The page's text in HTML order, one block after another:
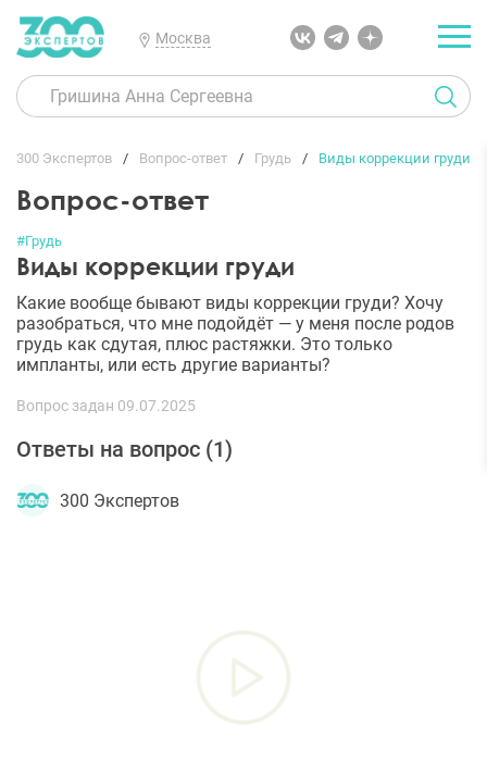
Москва
300 Экспертов Вопрос-ответ Грудь Виды коррекции груди
Вопрос-ответ
#Грудь
Виды коррекции груди
Какие вообще бывают виды коррекции груди? Хочу
разобраться, что мне подойдёт — у меня после родов
грудь как сдутая, плюс растяжки. Это только
импланты, или есть другие варианты?
Вопрос задан 09.07.2025
Ответы на вопрос (1)
300 Экспертов